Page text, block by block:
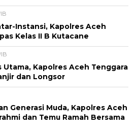
Instansi, Kapolres Aceh
Kelas II B Kutacane
Kapolres Aceh Tenggara
dan Longsor
Generasi Muda, Kapolres Aceh
dan Temu Ramah Bersama